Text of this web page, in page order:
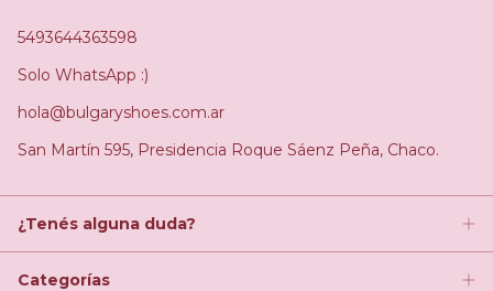
5493644363598
Solo WhatsApp :)
hola@bulgaryshoes.com.ar
San Martín 595, Presidencia Roque Sáenz Peña, Chaco.
¿Tenés alguna duda?
Categorías